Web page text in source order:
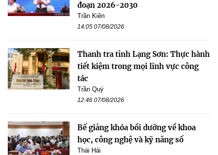
đoạn 2026-2030
Trần Kiên
14:05 07/08/2026
Thanh tra tỉnh Lạng Sơn: Thực hành
tiết kiệm trong mọi lĩnh vực công
tác
Trần Quý
12:46 07/08/2026
Bế giảng khóa bồi dưỡng về khoa
học, công nghệ và kỹ năng số
Thái Hải